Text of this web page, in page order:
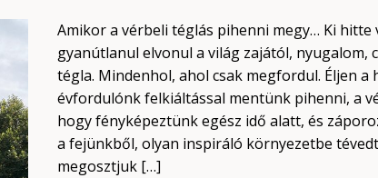
Amikor a vérbeli téglás pihenni megy… Ki hitte
gyanútlanul elvonul a világ zajától, nyugalom,
tégla. Mindenhol, ahol csak megfordul. Éljen a
évfordulónk felkiáltással mentünk pihenni, a
hogy fényképeztünk egész idő alatt, és
a fejünkből, olyan inspiráló környezetbe
megosztjuk […]